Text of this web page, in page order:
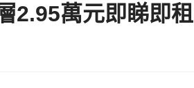
2.95萬元即睇即租